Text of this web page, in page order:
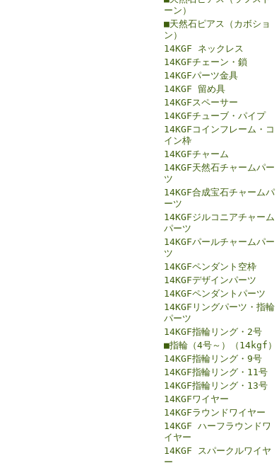
ーン）
■天然石ピアス（カボショ
ン）
14KGF ネックレス
14KGFチェーン・鎖
14KGFパーツ金具
14KGF 留め具
14KGFスペーサー
14KGFチューブ・パイプ
14KGFコインフレーム・コ
イン枠
14KGFチャーム
14KGF天然石チャームパー
ツ
14KGF合成宝石チャームパ
ーツ
14KGFジルコニアチャーム
パーツ
14KGFパールチャームパー
ツ
14KGFペンダント空枠
14KGFデザインパーツ
14KGFペンダントパーツ
14KGFリングパーツ・指輪
パーツ
14KGF指輪リング・2号
■指輪（4号～）（14kgf）
14KGF指輪リング・9号
14KGF指輪リング・11号
14KGF指輪リング・13号
14KGFワイヤー
14KGFラウンドワイヤー
14KGF ハーフラウンドワ
イヤー
14KGF スパークルワイヤ
ー